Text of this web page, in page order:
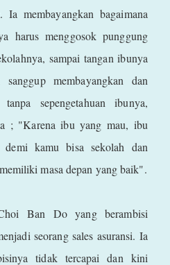
Ia membayangkan bagaimana
harus menggosok punggung
sampai tangan ibunya
membayangkan dan
sepengetahuan ibunya,
; "Karena ibu yang mau, ibu
kamu bisa sekolah dan
masa depan yang baik".
Ban Do yang berambisi
seorang sales asuransi. Ia
tidak tercapai dan kini